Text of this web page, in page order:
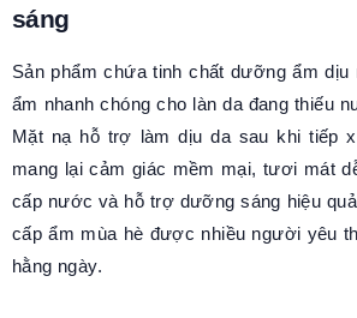
sáng
Sản phẩm chứa tinh chất dưỡng ẩm dịu
ẩm nhanh chóng cho làn da đang thiếu
Mặt nạ hỗ trợ làm dịu da sau khi tiếp
mang lại cảm giác mềm mại, tươi mát
cấp nước và hỗ trợ dưỡng sáng hiệu
cấp ẩm mùa hè được nhiều người yêu
hằng ngày.